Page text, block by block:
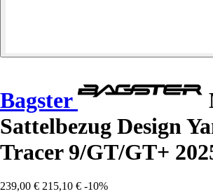
Bagster
Sattelbezug Design
Tracer 9/GT/GT+
239,00 € 215,10 € -10%